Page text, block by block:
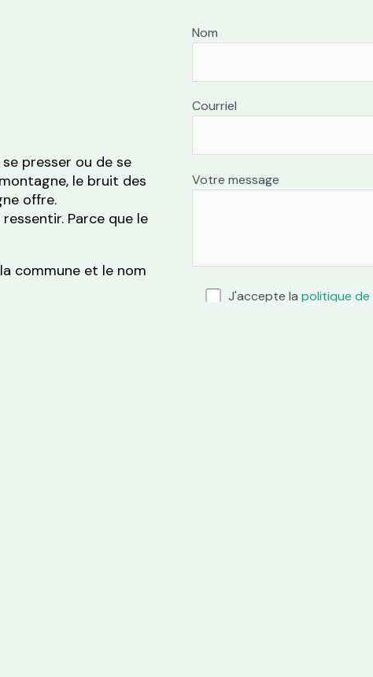
se presser ou de se
le bruit des
offre.
Parce que le
commune et le nom
Nom
Courriel
Votre message
J'accepte lapolitique